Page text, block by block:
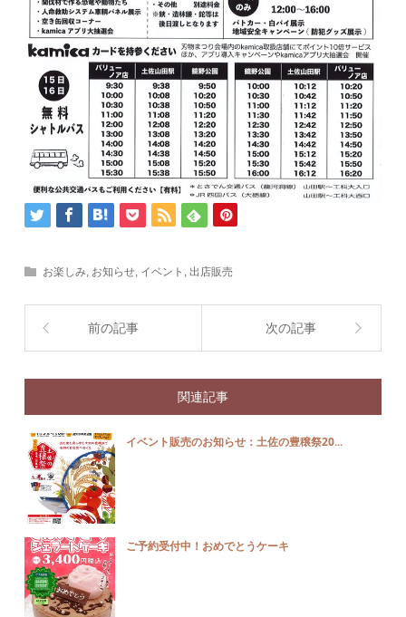
お楽しみ, お知らせ, イベント ,出店販売
前の記事 次の記事
関連記事
イベント販売のお知らせ：土佐の豊穣祭20...
ご予約受付中！おめでとうケーキ